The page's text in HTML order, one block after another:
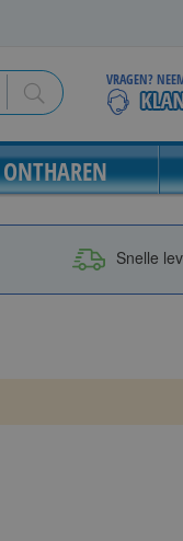
VRAGEN?
ONTHAREN
Snelle